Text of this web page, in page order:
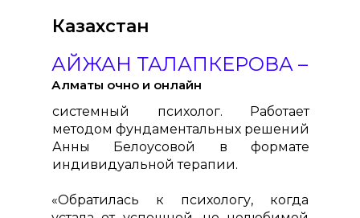
системный психолог. Работает
методом фундаментальных решений
Анны Белоусовой в формате
индивидуальной терапии.
Алматы очно и онлайн
«Обратилась к психологу, когда
АЙЖАН ТАЛАПКЕРОВА –
Казахстан